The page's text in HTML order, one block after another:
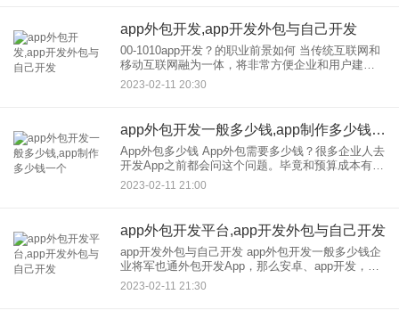
app外包开发,app开发外包与自己开发
00-1010app开发？的职业前景如何 当传统互联网和
移动互联网融为一体，将非常方便企业和用户建立
一个良性的闭环：见你、知你、记你，这是企业营
销中理想的状态，也是互联网较大的价值所在，否
2023-02-11 20:30
app外包开发一般多少钱,app制作多少钱一个
App外包多少钱 App外包需要多少钱？很多企业人去
开发App之前都会问这个问题。毕竟和预算成本有
关。我们应该选择更具成本效益的外包公司，但每
次我们问及公司，外包，的价格，我们都无法得到
2023-02-11 21:00
app外包开发平台,app开发外包与自己开发
app开发外包与自己开发 app外包开发一般多少钱企
业将军也通外包开发App，那么安卓、app开发，外
包、公司？都是什么，如何找到可靠的？ 1.看看公
2023-02-11 21:30